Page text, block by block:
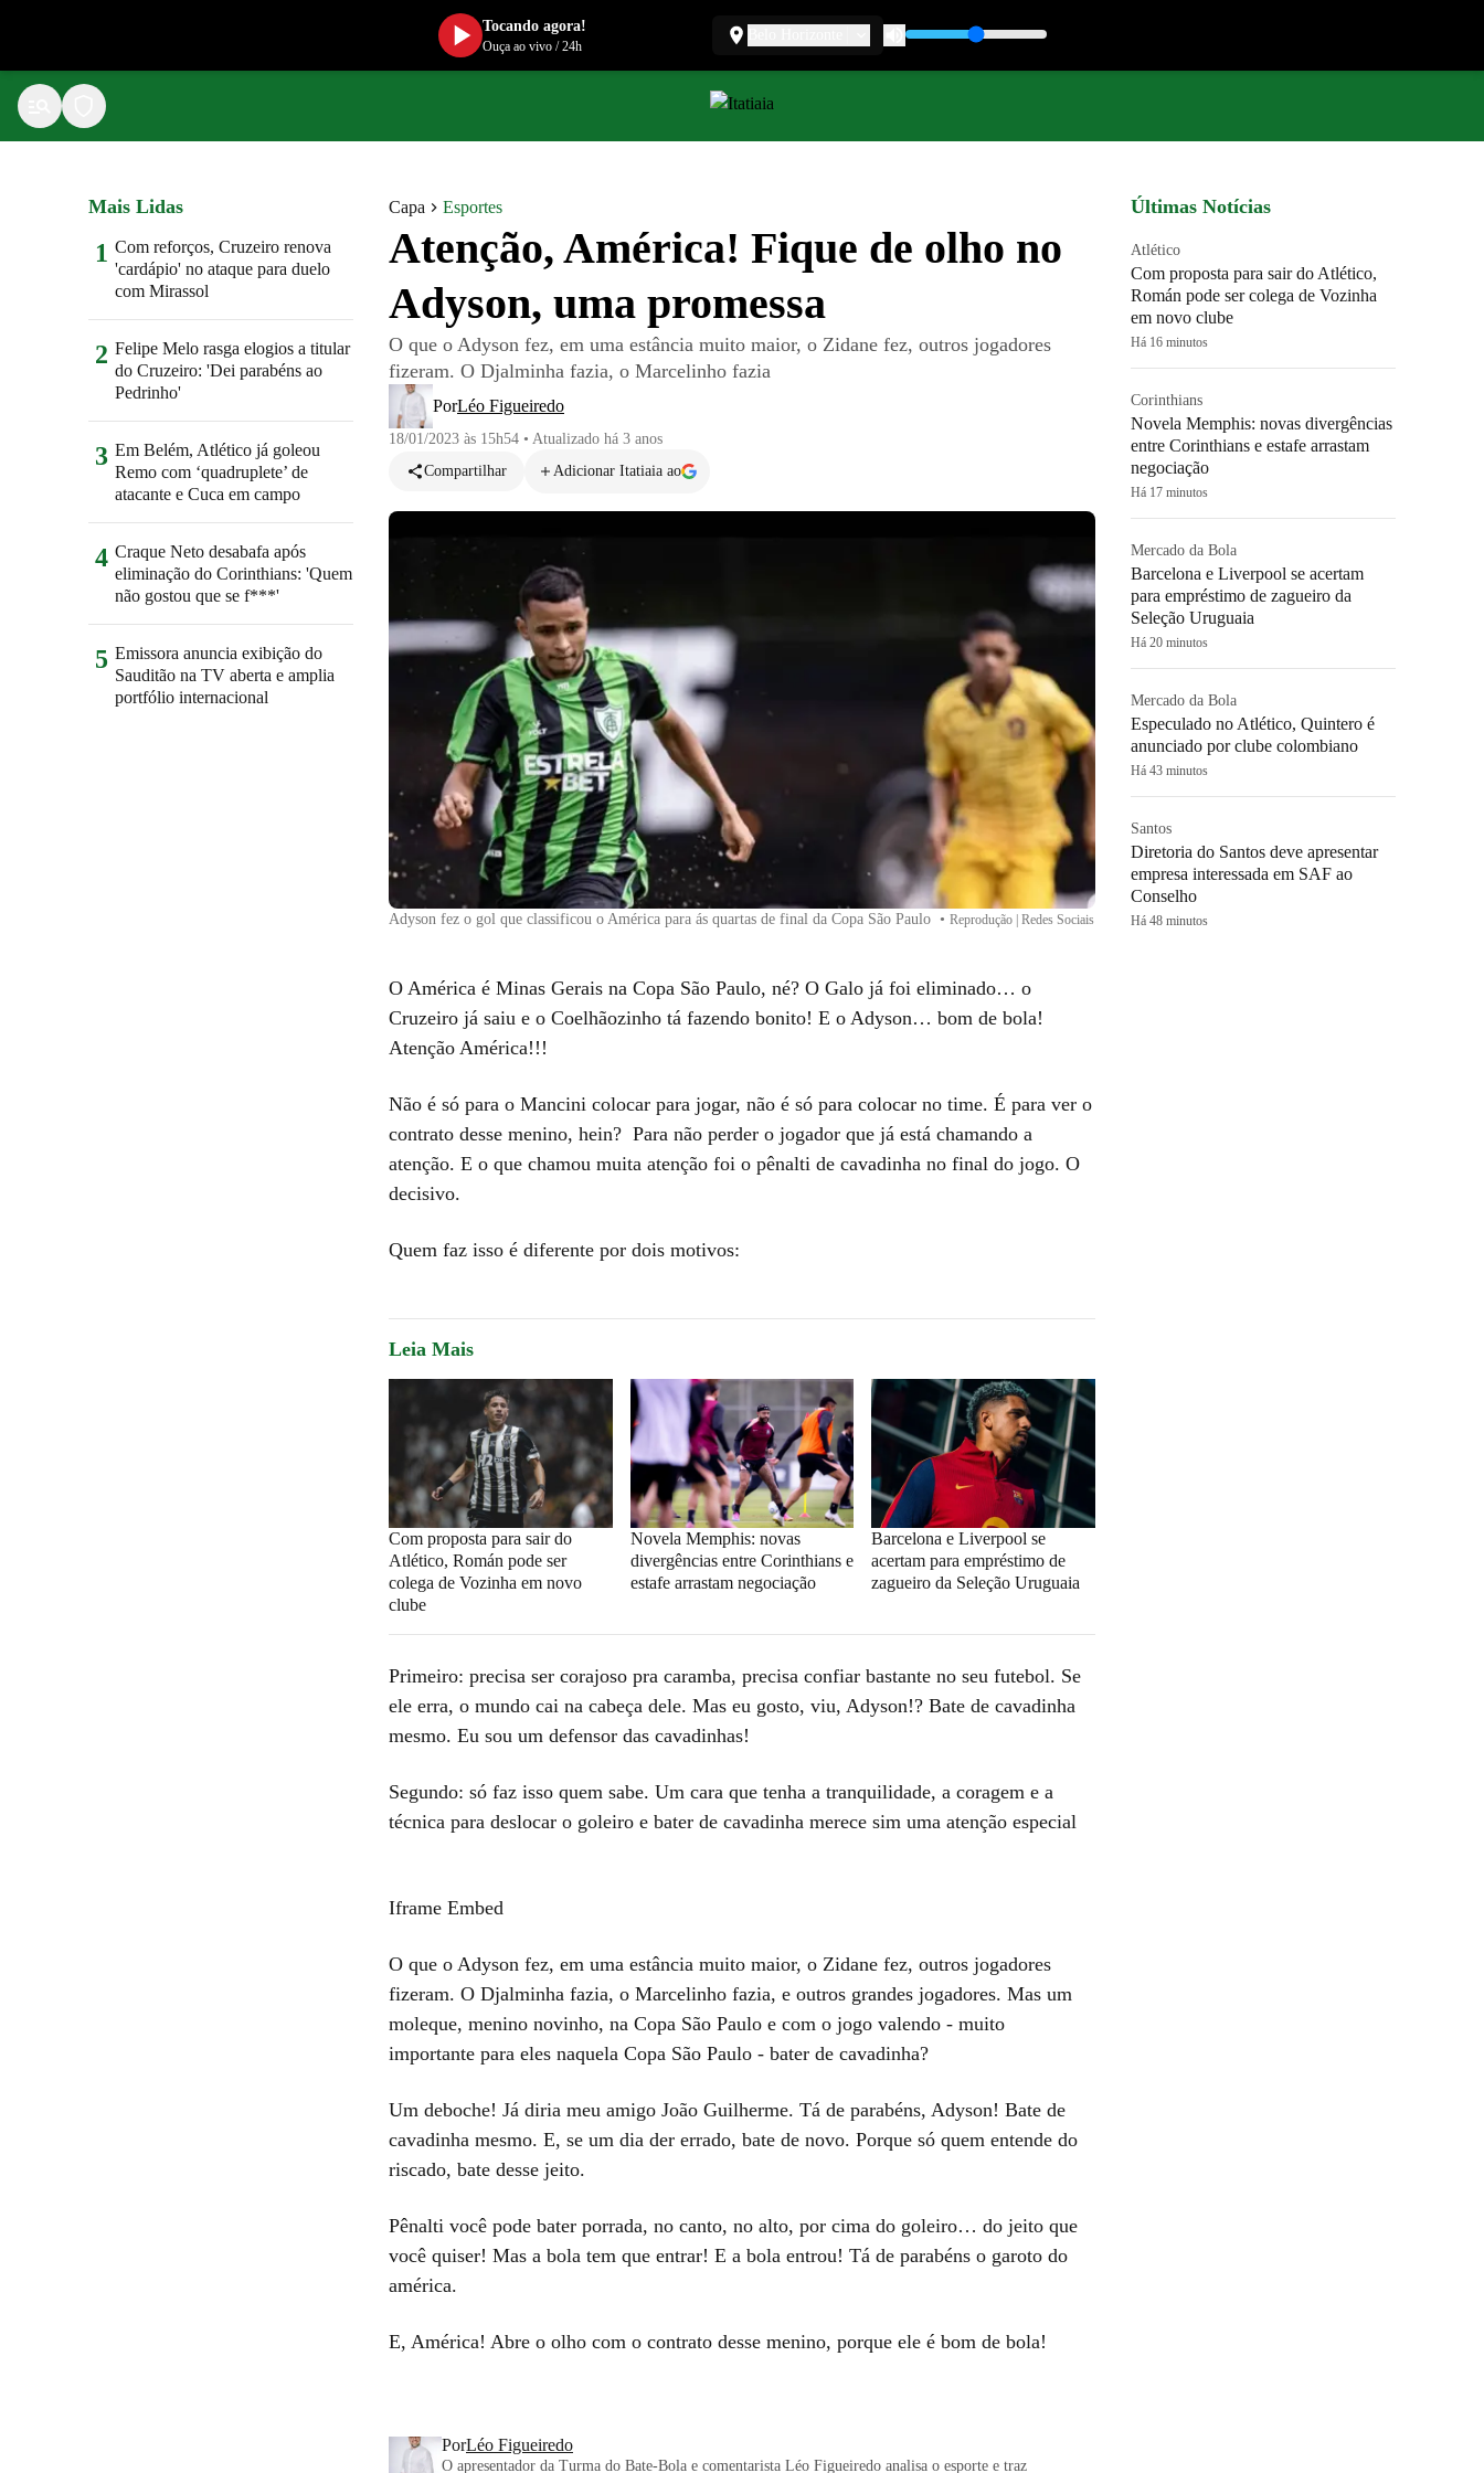
Capa Esportes
Atenção, América! Fique de olho no
Adyson, uma promessa
O que o Adyson fez, em uma estância muito maior, o Zidane fez, outros jogadores
fizeram. O Djalminha fazia, o Marcelinho fazia
PorLéo Figueiredo
18/01/2023 às 15h54 • Atualizado há 3 anos
Compartilhar
Adicionar Itatiaia ao
Adyson fez o gol que classificou o América para ás quartas de final da Copa São Paulo • Reprodução | Redes Sociais
O América é Minas Gerais na Copa São Paulo, né? O Galo já foi eliminado… o
Cruzeiro já saiu e o Coelhãozinho tá fazendo bonito! E o Adyson… bom de bola!
Atenção América!!!
Não é só para o Mancini colocar para jogar, não é só para colocar no time. É para ver o
contrato desse menino, hein? Para não perder o jogador que já está chamando a
atenção. E o que chamou muita atenção foi o pênalti de cavadinha no final do jogo. O
decisivo.
Quem faz isso é diferente por dois motivos:
Leia Mais
Com proposta para sair do
Atlético, Román pode ser
colega de Vozinha em novo
clube
Novela Memphis: novas
divergências entre Corinthians e
estafe arrastam negociação
Barcelona e Liverpool se
acertam para empréstimo de
zagueiro da Seleção Uruguaia
Primeiro: precisa ser corajoso pra caramba, precisa confiar bastante no seu futebol. Se
ele erra, o mundo cai na cabeça dele. Mas eu gosto, viu, Adyson!? Bate de cavadinha
mesmo. Eu sou um defensor das cavadinhas!
Segundo: só faz isso quem sabe. Um cara que tenha a tranquilidade, a coragem e a
técnica para deslocar o goleiro e bater de cavadinha merece sim uma atenção especial
Iframe Embed
O que o Adyson fez, em uma estância muito maior, o Zidane fez, outros jogadores
fizeram. O Djalminha fazia, o Marcelinho fazia, e outros grandes jogadores. Mas um
moleque, menino novinho, na Copa São Paulo e com o jogo valendo - muito
importante para eles naquela Copa São Paulo - bater de cavadinha?
Um deboche! Já diria meu amigo João Guilherme. Tá de parabéns, Adyson! Bate de
cavadinha mesmo. E, se um dia der errado, bate de novo. Porque só quem entende do
riscado, bate desse jeito.
Pênalti você pode bater porrada, no canto, no alto, por cima do goleiro… do jeito que
você quiser! Mas a bola tem que entrar! E a bola entrou! Tá de parabéns o garoto do
américa.
E, América! Abre o olho com o contrato desse menino, porque ele é bom de bola!
PorLéo Figueiredo
O apresentador da Turma do Bate-Bola e comentarista Léo Figueiredo analisa o esporte e traz
Mais Lidas
1 Com reforços, Cruzeiro renova
'cardápio' no ataque para duelo
com Mirassol
2 Felipe Melo rasga elogios a titular
do Cruzeiro: 'Dei parabéns ao
Pedrinho'
3 Em Belém, Atlético já goleou
Remo com ‘quadruplete’ de
atacante e Cuca em campo
4 Craque Neto desabafa após
eliminação do Corinthians: 'Quem
não gostou que se f***'
5 Emissora anuncia exibição do
Sauditão na TV aberta e amplia
portfólio internacional
Últimas Notícias
Atlético
Com proposta para sair do Atlético,
Román pode ser colega de Vozinha
em novo clube
Há 16 minutos
Corinthians
Novela Memphis: novas divergências
entre Corinthians e estafe arrastam
negociação
Há 17 minutos
Mercado da Bola
Barcelona e Liverpool se acertam
para empréstimo de zagueiro da
Seleção Uruguaia
Há 20 minutos
Mercado da Bola
Especulado no Atlético, Quintero é
anunciado por clube colombiano
Há 43 minutos
Santos
Diretoria do Santos deve apresentar
empresa interessada em SAF ao
Conselho
Há 48 minutos
Tocando agora!
Ouça ao vivo/24h